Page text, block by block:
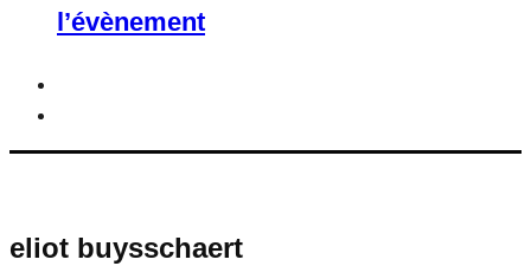
l’évènement
eliot buysschaert